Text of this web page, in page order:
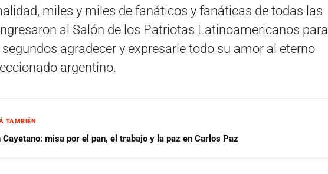
miles y miles de fanáticos y fanáticas de todas las
al Salón de los Patriotas Latinoamericanos para
agradecer y expresarle todo su amor al eterno
argentino.
TAMBIÉN
Cayetano: misa por el pan, el trabajo y la paz en Carlos Paz